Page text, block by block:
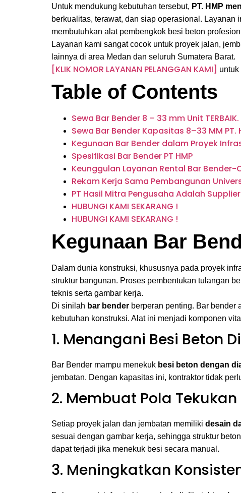
Untuk mendukung kebutuhan tersebut, PT. HMP
berkualitas, terawat, dan siap operasional.
membutuhkan alat pembengkok besi beton
Layanan kami sangat cocok untuk proyek jalan,
lainnya di area Medan dan seluruh Sumatera Barat.
[KLIK NOMOR LAYANAN PELANGGAN KAMI] untuk
Table of Contents
Sewa Bar Bender 8 – 33 mm Unit
Sewa Bar Bender Kapasitas 8–33 MM
Kegunaan Bar Bender dalam Proyek
Spesifikasi Bar Bender PT HMP
Keunggulan Layanan Rental Bar
Rekam Kerja Sama Pembangunan
PT Hasil Mitra Pengusaha Adalah
HUBUNGI KAMI SEKARANG !
HUBUNGI KAMI SEKARANG !
Kegunaan Bar
Dalam dunia konstruksi, khususnya pada proyek
struktur bangunan. Proses pembentukan tulangan
teknis serta gambar kerja.
Di sinilah bar bender berperan penting. Bar
kebutuhan konstruksi. Alat ini menjadi komponen
1. Menangani Besi Beton
Bar Bender mampu menekuk besi beton dengan
jembatan. Dengan kapasitas ini, kontraktor tidak
2. Membuat Pola
Setiap proyek jalan dan jembatan memiliki desain
sesuai dengan gambar kerja, sehingga struktur
dapat terjadi jika menekuk besi secara manual.
3. Meningkatkan